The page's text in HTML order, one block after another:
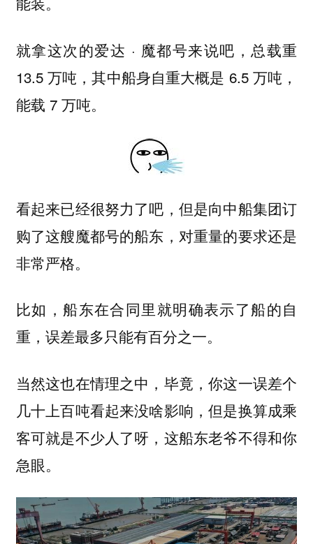
就拿这次的爱达 · 魔都号来说吧，总载重
13.5 万吨，其中船身自重大概是 6.5 万吨，
能载 7 万吨。
看起来已经很努力了吧，但是向中船集团订
购了这艘魔都号的船东，对重量的要求还是
非常严格。
比如，船东在合同里就明确表示了船的自
重，误差最多只能有百分之一。
当然这也在情理之中，毕竟，你这一误差个
几十上百吨看起来没啥影响，但是换算成乘
客可就是不少人了呀，这船东老爷不得和你
急眼。